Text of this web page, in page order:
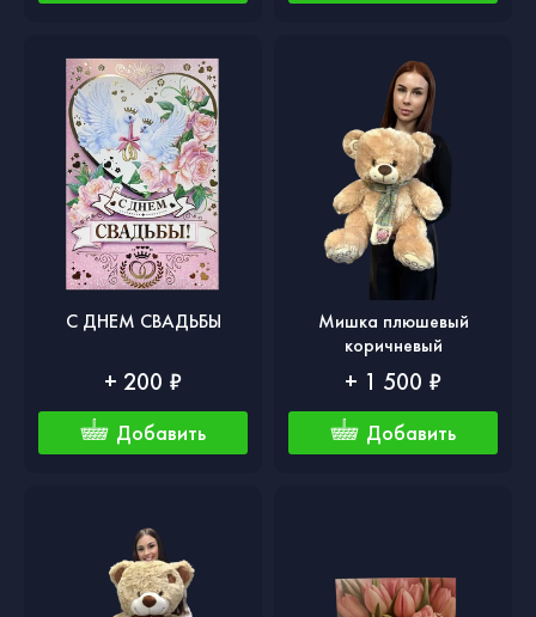
С ДНЕМ СВАДЬБЫ
+ 200 ₽
Добавить
Мишка плюшевый
коричневый
+ 1 500 ₽
Добавить